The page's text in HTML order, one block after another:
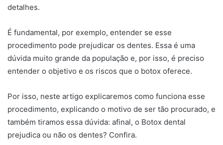
detalhes.
É fundamental, por exemplo, entender se esse
procedimento pode prejudicar os dentes. Essa é uma
dúvida muito grande da população e, por isso, é preciso
entender o objetivo e os riscos que o botox oferece.
Por isso, neste artigo explicaremos como funciona esse
procedimento, explicando o motivo de ser tão procurado, e
também tiramos essa dúvida: afinal, o Botox dental
prejudica ou não os dentes? Confira.